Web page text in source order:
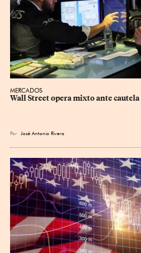
MERCADOS
Wall Street opera mixto ante
Por José Antonio Rivera